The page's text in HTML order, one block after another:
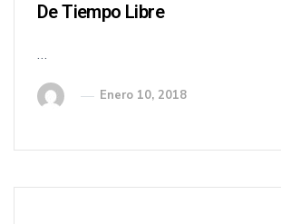
De Tiempo Libre
…
Enero 10, 2018